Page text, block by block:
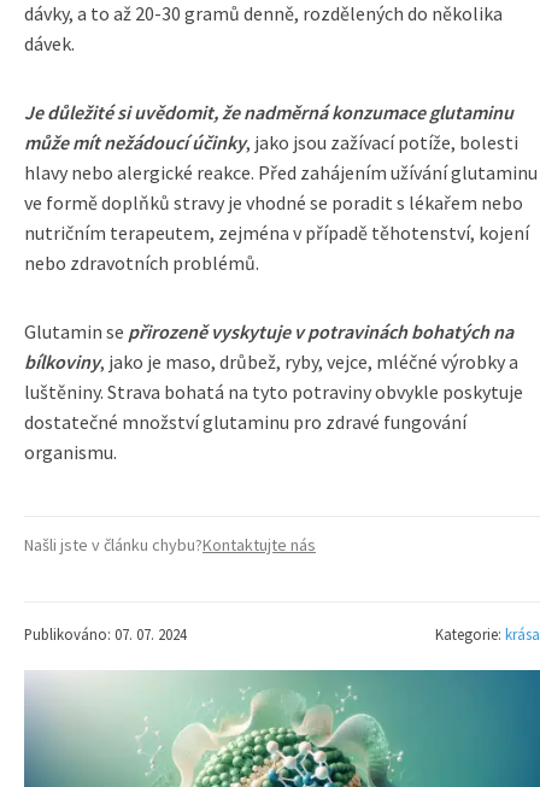
dávky, a to až 20-30 gramů denně, rozdělených do několika
dávek.
Je důležité si uvědomit, že nadměrná konzumace glutaminu
může mít nežádoucí účinky, jako jsou zažívací potíže, bolesti
hlavy nebo alergické reakce. Před zahájením užívání glutaminu
ve formě doplňků stravy je vhodné se poradit s lékařem nebo
nutričním terapeutem, zejména v případě těhotenství, kojení
nebo zdravotních problémů.
Glutamin se přirozeně vyskytuje v potravinách bohatých na
bílkoviny, jako je maso, drůbež, ryby, vejce, mléčné výrobky a
luštěniny. Strava bohatá na tyto potraviny obvykle poskytuje
dostatečné množství glutaminu pro zdravé fungování
organismu.
Našli jste v článku chybu?Kontaktujte nás
Publikováno: 07. 07. 2024 Kategorie: krása